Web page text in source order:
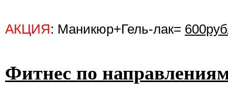
АКЦИЯ: Маникюр+Гель-лак=
Фитнес по